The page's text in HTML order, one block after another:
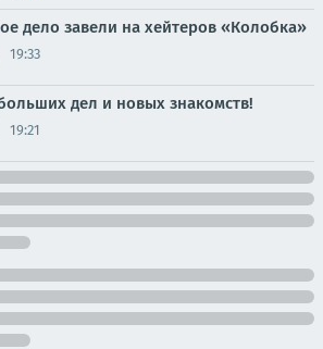
дело завели на хейтеров «Колобка»
19:33
дел и новых знакомств!
19:21